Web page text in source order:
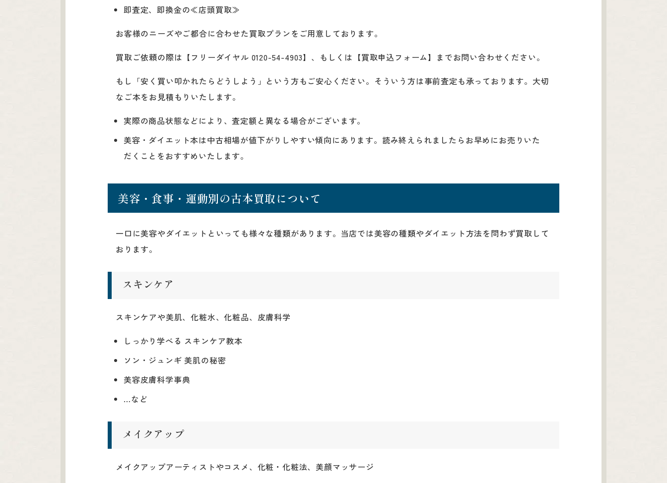
即査定、即換金の≪店頭買取≫
お客様のニーズやご都合に合わせた買取プランをご用意しております。
買取ご依頼の際は【フリーダイヤル 0120-54-4903】、もしくは【買取申込フォーム】までお問い合わせください。
もし「安く買い叩かれたらどうしよう」という方もご安心ください。そういう方は事前査定も承っております。大切
なご本をお見積もりいたします。
実際の商品状態などにより、査定額と異なる場合がございます。
美容・ダイエット本は中古相場が値下がりしやすい傾向にあります。読み終えられましたらお早めにお売りいた
だくことをおすすめいたします。
美容・食事・運動別の古本買取について
一口に美容やダイエットといっても様々な種類があります。当店では美容の種類やダイエット方法を問わず買取して
おります。
スキンケア
スキンケアや美肌、化粧水、化粧品、皮膚科学
しっかり学べる スキンケア教本
ソン・ジュンギ 美肌の秘密
美容皮膚科学事典
…など
メイクアップ
メイクアップアーティストやコスメ、化粧・化粧法、美顔マッサージ